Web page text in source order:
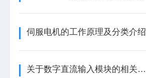
伺服电机的工作原理及分类介绍
关于数字直流输入模块的相关介绍